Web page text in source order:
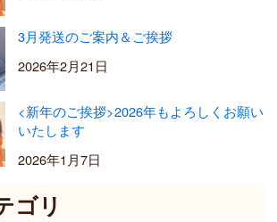
3月発送のご案内＆ご挨拶
2026年2月21日
<新年のご挨拶>2026年もよろしくお願い
いたします
2026年1月7日
ゴリ